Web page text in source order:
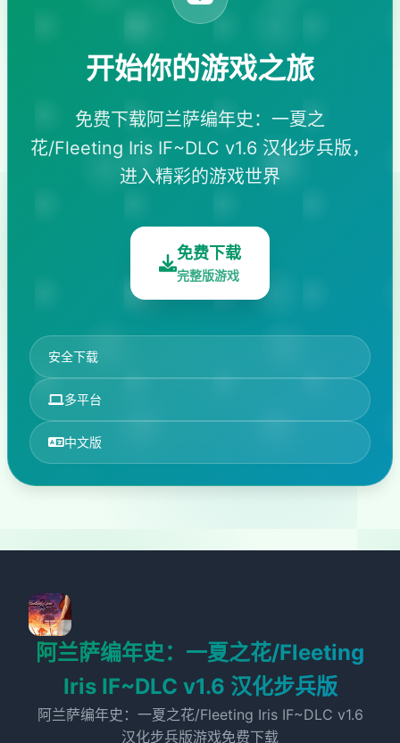
开始你的游戏之旅
免费下载阿兰萨编年史：一夏之
花/Fleeting Iris IF~DLC v1.6 汉化步兵版，
进入精彩的游戏世界
免费下载
完整版游戏
安全下载
多平台
中文版
阿兰萨编年史：一夏之花/Fleeting
Iris IF~DLC v1.6 汉化步兵版
阿兰萨编年史：一夏之花/Fleeting Iris IF~DLC v1.6
汉化步兵版游戏免费下载